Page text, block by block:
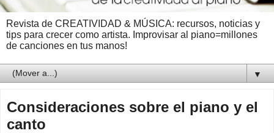
Revista de CREATIVIDAD & MÚSICA: recursos, noticias y
tips para crecer como artista. Improvisar al piano=millones
de canciones en tus manos!
▼
Consideraciones sobre el piano y el
canto